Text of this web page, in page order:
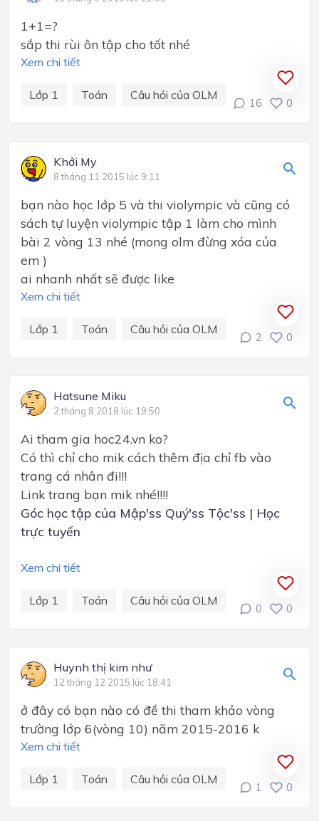
1+1=?
sắp thi rùi ôn tập cho tốt nhé
Xem chi tiết
Lớp 1 Toán Câu hỏi của OLM
16 0
Khởi My
8 tháng 11 2015 lúc 9:11
bạn nào học lớp 5 và thi violympic và cũng có
sách tự luyện violympic tập 1 làm cho mình
bài 2 vòng 13 nhé (mong olm đừng xóa của
em )
ai nhanh nhất sẽ được like
Xem chi tiết
Lớp 1 Toán Câu hỏi của OLM
2 0
Hatsune Miku
2 tháng 8 2018 lúc 19:50
Ai tham gia hoc24.vn ko?
Có thì chỉ cho mik cách thêm địa chỉ fb vào
trang cá nhân đi!!!
Link trang bạn mik nhé!!!!
Góc học tập của Mập'ss Quý'ss Tộc'ss | Học
trực tuyến
Xem chi tiết
Lớp 1 Toán Câu hỏi của OLM
0 0
Huynh thị kim như
12 tháng 12 2015 lúc 18:41
ở đây có bạn nào có đề thi tham khảo vòng
trường lớp 6(vòng 10) năm 2015-2016 k
Xem chi tiết
Lớp 1 Toán Câu hỏi của OLM
1 0